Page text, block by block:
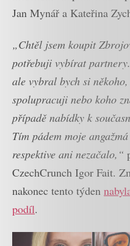
Jan Mynář a Kateřina
„Chtěl jsem koupit
potřebuji vybírat
ale vybral bych si
spolupracuji nebo koho
případě nabídky k
Tím pádem moje
respektive ani nezačalo,“
CzechCrunch Igor Fait.
nakonec tento týden
podíl.